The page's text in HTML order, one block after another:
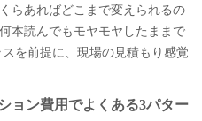
らあればどこまで変えられるの
本読んでもモヤモヤしたままで
を前提に、現場の見積もり感覚
ョン費用でよくある3パター